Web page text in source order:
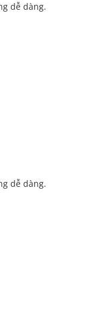
dễ dàng.
dễ dàng.